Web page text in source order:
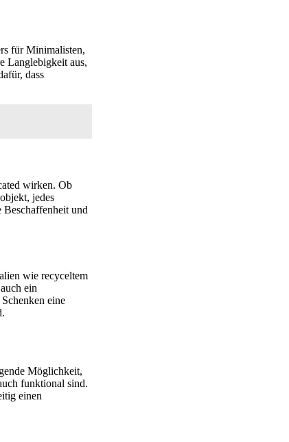
für Minimalisten,
Langlebigkeit aus,
dass
wirken. Ob
jedes
Beschaffenheit und
wie recyceltem
ein
eine
Möglichkeit,
funktional sind.
einen